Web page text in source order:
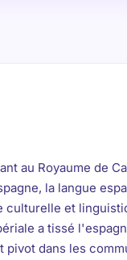
au Royaume de
la langue
culturelle et
a tissé
pivot dans les